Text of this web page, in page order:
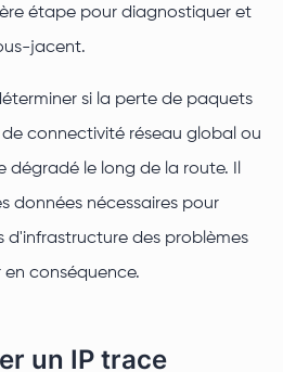
étape pour diagnostiquer et
jacent.
si la perte de paquets
connectivité réseau global ou
le long de la route. Il
données nécessaires pour
d'infrastructure des problèmes
conséquence.
un IP trace